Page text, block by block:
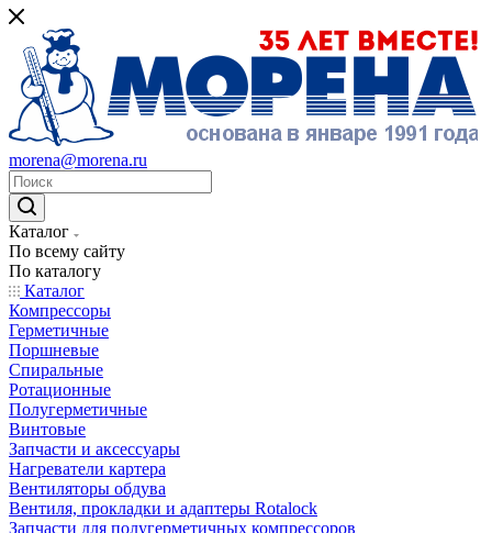
morena@morena.ru
Каталог
По всему сайту
По каталогу
Каталог
Компрессоры
Герметичные
Поршневые
Спиральные
Ротационные
Полугерметичные
Винтовые
Запчасти и аксессуары
Нагреватели картера
Вентиляторы обдува
Вентиля, прокладки и адаптеры Rotalock
Запчасти для полугерметичных компрессоров